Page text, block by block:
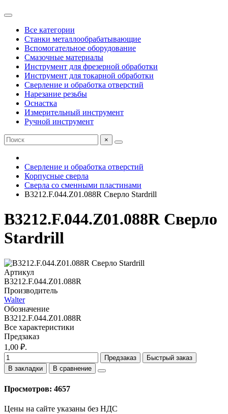
Все категории
Станки металлообрабатывающие
Вспомогательное оборудование
Смазочные материалы
Инструмент для фрезерной обработки
Инструмент для токарной обработки
Сверление и обработка отверстий
Нарезание резьбы
Оснастка
Измерительный инструмент
Ручной инструмент
×
Сверление и обработка отверстий
Корпусные сверла
Сверла со сменными пластинами
B3212.F.044.Z01.088R Сверло Stardrill
B3212.F.044.Z01.088R Сверло
Stardrill
Артикул
B3212.F.044.Z01.088R
Производитель
Walter
Обозначение
B3212.F.044.Z01.088R
Все характеристики
Предзаказ
1,00 ₽.
Предзаказ
Быстрый заказ
В закладки
В сравнение
Просмотров: 4657
Цены на сайте указаны без НДС